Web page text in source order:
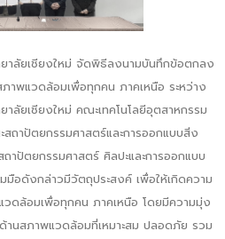
าลัยเชียงใหม่ จัดพิธีลงนามบันทึกข้อตกลง
าพแวดล้อมเพื่อทุกคน ภาคเหนือ ระหว่าง
ลัยเชียงใหม่ คณะเทคโนโลยีอุตสาหกรรม
ถาปัตยกรรมศาสตร์และการออกแบบสิ่ง
ปัตยกรรมศาสตร์ ศิลปะและการออกแบบ
มือดังกล่าวมีวัตถุประสงค์ เพื่อให้เกิดความ
ดล้อมเพื่อทุกคน ภาคเหนือ โดยมีความมุ่ง
านสภาพแวดล้อมที่เหมาะสม ปลอดภัย รวม